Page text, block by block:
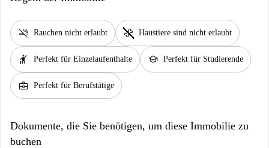
smoke_free Rauchen nicht erlaubt pet_supplies Haustiere sind nicht erlaubt
hail Perfekt für Einzelaufenthalte school Perfekt für Studierende
business_center Perfekt für Berufstätige
Dokumente, die Sie benötigen, um diese Immobilie zu
buchen